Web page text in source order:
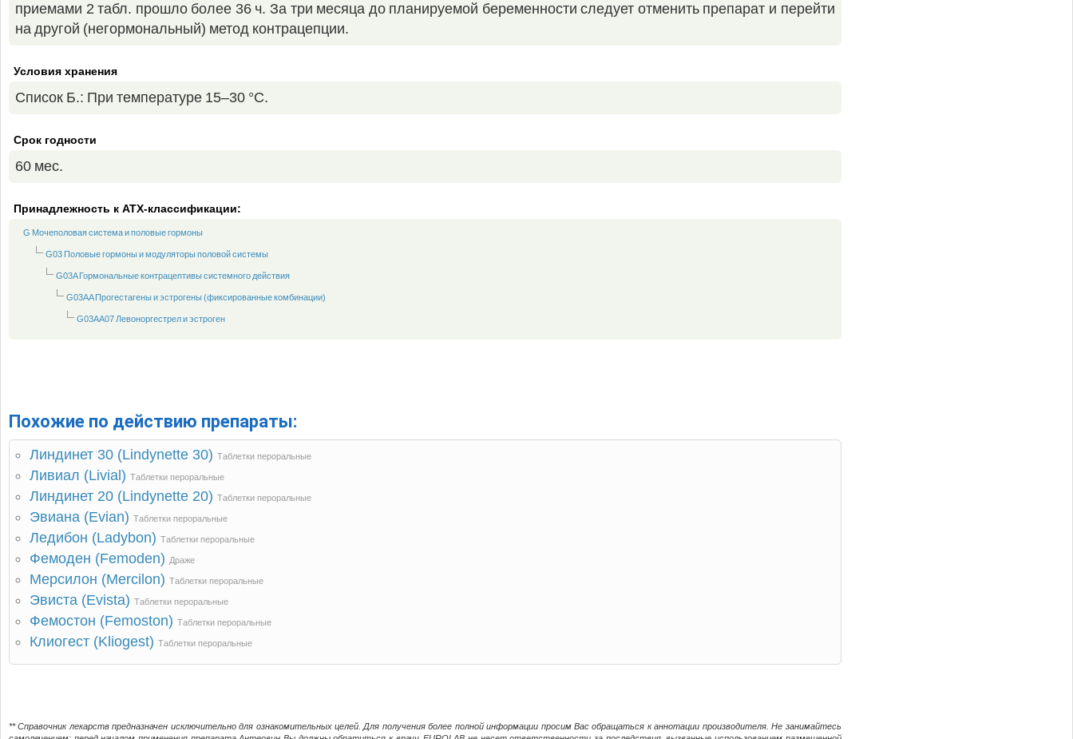
приемами 2 табл. прошло более 36 ч. За три месяца до планируемой беременности следует отменить препарат и перейти
на другой (негормональный) метод контрацепции.
Условия хранения
Список Б.: При температуре 15–30 °C.
Срок годности
60 мес.
Принадлежность к ATX-классификации:
G Mочеполовая система и половые гормоны
G03 Половые гормоны и модуляторы половой системы
G03A Гормональные контрацептивы системного действия
G03AA Прогестагены и эстрогены (фиксированные комбинации)
G03AA07 Левоноргестрел и эстроген
Похожие по действию препараты:
Линдинет 30 (Lindynette 30) Таблетки пероральные
Ливиал (Livial) Таблетки пероральные
Линдинет 20 (Lindynette 20) Таблетки пероральные
Эвиана (Evian) Таблетки пероральные
Ледибон (Ladybon) Таблетки пероральные
Фемоден (Femoden) Драже
Мерсилон (Mercilon) Таблетки пероральные
Эвиста (Evista) Таблетки пероральные
Фемостон (Femoston) Таблетки пероральные
Клиогест (Kliogest) Таблетки пероральные
** Справочник лекарств предназначен исключительно для ознакомительных целей. Для получения более полной информации просим Вас обращаться к аннотации производителя. Не занимайтесь